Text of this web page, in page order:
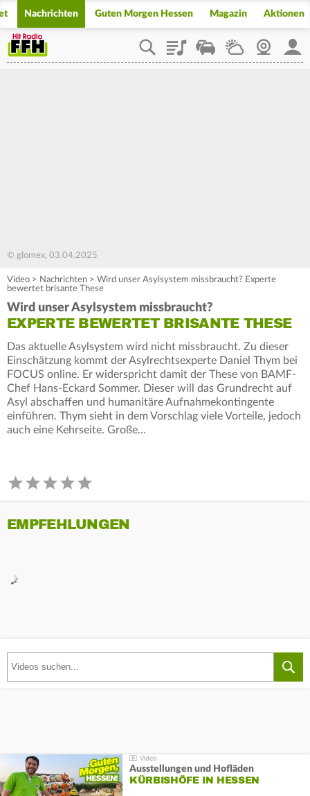
Nachrichten Guten Morgen Hessen Magazin Aktionen
PlaylistStaupilotWetterWebcam
© glomex, 03.04.2025
Video > Nachrichten > Wird unser Asylsystem missbraucht? Experte
bewertet brisante These
Wird unser Asylsystem missbraucht?
EXPERTE BEWERTET BRISANTE THESE
Das aktuelle Asylsystem wird nicht missbraucht. Zu dieser
Einschätzung kommt der Asylrechtsexperte Daniel Thym bei
FOCUS online. Er widerspricht damit der These von BAMF-
Chef Hans-Eckard Sommer. Dieser will das Grundrecht auf
Asyl abschaffen und humanitäre Aufnahmekontingente
einführen. Thym sieht in dem Vorschlag viele Vorteile, jedoch
auch eine Kehrseite. Große…
EMPFEHLUNGEN
Ausstellungen und Hofläden
KÜRBISHÖFE IN HESSEN